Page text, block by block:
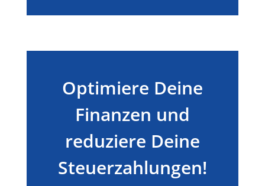
Optimiere Deine
Finanzen und
reduziere Deine
Steuerzahlungen!